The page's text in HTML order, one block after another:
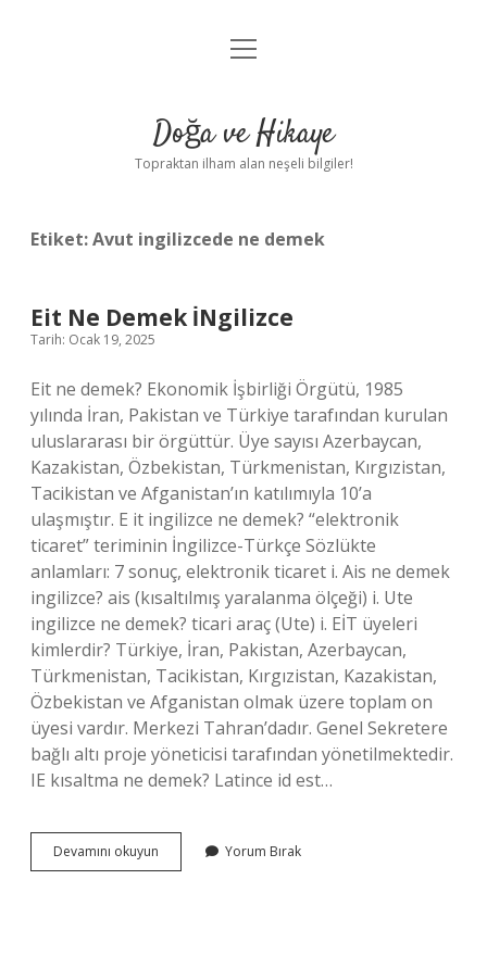
Anasayfa
Yasal Uyarı
menüyü
Doğa ve Hikaye
Topraktan ilham alan neşeli bilgiler!
Etiket:Avut ingilizcede ne demek
Eit Ne Demek İNgilizce
Tarih: Ocak 19, 2025
Eit ne demek? Ekonomik İşbirliği Örgütü, 1985
yılında İran, Pakistan ve Türkiye tarafından kurulan
uluslararası bir örgüttür. Üye sayısı Azerbaycan,
Kazakistan, Özbekistan, Türkmenistan, Kırgızistan,
Tacikistan ve Afganistan’ın katılımıyla 10’a
ulaşmıştır. E it ingilizce ne demek? “elektronik
ticaret” teriminin İngilizce-Türkçe Sözlükte
anlamları: 7 sonuç, elektronik ticaret i. Ais ne demek
ingilizce? ais (kısaltılmış yaralanma ölçeği) i. Ute
ingilizce ne demek? ticari araç (Ute) i. EİT üyeleri
kimlerdir? Türkiye, İran, Pakistan, Azerbaycan,
Türkmenistan, Tacikistan, Kırgızistan, Kazakistan,
Özbekistan ve Afganistan olmak üzere toplam on
üyesi vardır. Merkezi Tahran’dadır. Genel Sekretere
bağlı altı proje yöneticisi tarafından yönetilmektedir.
IE kısaltma ne demek? Latince id est…
Devamını okuyun
Ne
Yorum Bırak